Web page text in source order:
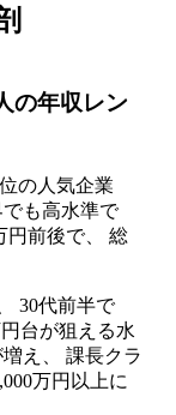
の年収レン
の人気企業
も高水準で
円前後で、 総
30代前半で
台が狙える水
え、 課長クラ
万円以上に